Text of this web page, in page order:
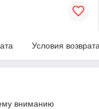
Условия
вниманию